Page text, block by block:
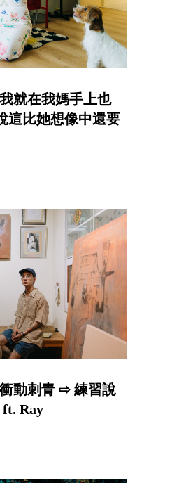
就在我媽手上也
這比她想像中還要
動刺青 ⇨ 練習說
Ray